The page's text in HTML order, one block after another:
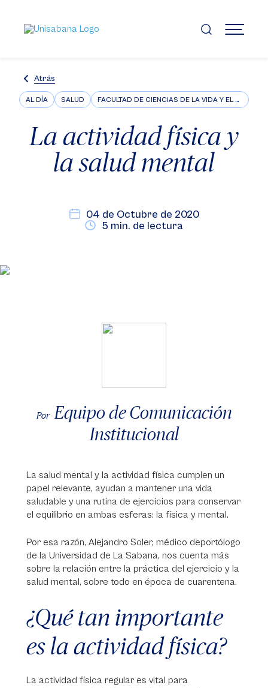
contenido
principal
MENÚ
Atrás
AL DÍA SALUD FACULTAD DE CIENCIAS DE LA VIDA Y EL BIENESTAR
La actividad física y
la salud mental
04 de Octubre de 2020
5 min. de lectura
Por Equipo de Comunicación
Institucional
La salud mental y la actividad física cumplen un
papel relevante, ayudan a mantener una vida
saludable y una rutina de ejercicios para conservar
el equilibrio en ambas esferas: la física y mental.
Por esa razón, Alejandro Soler, médico deportólogo
de la Universidad de La Sabana, nos cuenta más
sobre la relación entre la práctica del ejercicio y la
salud mental, sobre todo en época de cuarentena.
¿Qué tan importante
es la actividad física?
La actividad física regular es vital para